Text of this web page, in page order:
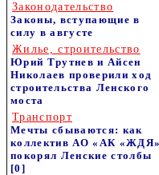
Законодательство
Законы, вступающие в
силу в августе
Жилье, строительство
Юрий Трутнев и Айсен
Николаев проверили ход
строительства Ленского
моста
Транспорт
Мечты сбываются: как
коллектив АО «АК «ЖДЯ»
покорял Ленские столбы
[0]